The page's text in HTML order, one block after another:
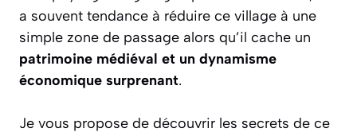
a souvent tendance à réduire ce village à une
simple zone de passage alors qu’il cache un
patrimoine médiéval et un dynamisme
économique surprenant.
Je vous propose de découvrir les secrets de ce